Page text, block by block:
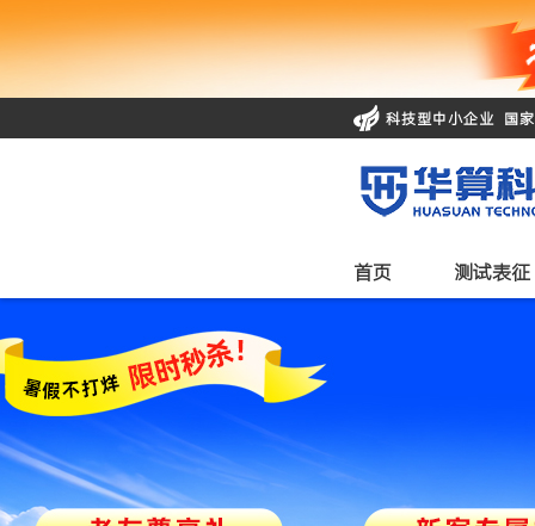
科技型中小企业 国
首页 测试表征